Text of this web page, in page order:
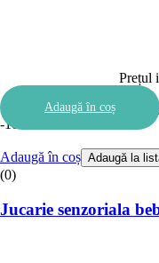
Prețul
Adaugă în coș
-10%
Adaugă în coș Adaugă la
(0)
Jucarie senzoriala